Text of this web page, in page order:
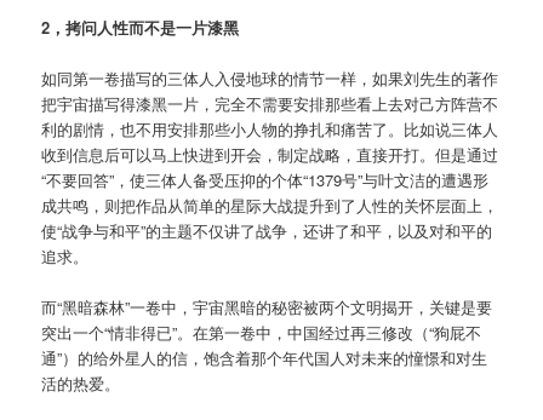
2，拷问人性而不是一片漆黑
如同第一卷描写的三体人入侵地球的情节一样，如果刘先生的著作
把宇宙描写得漆黑一片，完全不需要安排那些看上去对己方阵营不
利的剧情，也不用安排那些小人物的挣扎和痛苦了。比如说三体人
收到信息后可以马上快进到开会，制定战略，直接开打。但是通过
“不要回答”，使三体人备受压抑的个体“1379号”与叶文洁的遭遇形
成共鸣，则把作品从简单的星际大战提升到了人性的关怀层面上，
使“战争与和平”的主题不仅讲了战争，还讲了和平，以及对和平的
追求。
而“黑暗森林”一卷中，宇宙黑暗的秘密被两个文明揭开，关键是要
突出一个“情非得已”。在第一卷中，中国经过再三修改（“狗屁不
通”）的给外星人的信，饱含着那个年代国人对未来的憧憬和对生
活的热爱。